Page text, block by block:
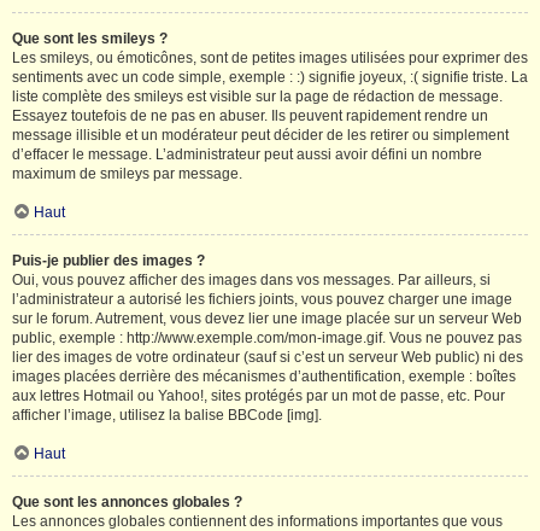
Que sont les smileys ?
Les smileys, ou émoticônes, sont de petites images utilisées pour exprimer des
sentiments avec un code simple, exemple : :) signifie joyeux, :( signifie triste. La
liste complète des smileys est visible sur la page de rédaction de message.
Essayez toutefois de ne pas en abuser. Ils peuvent rapidement rendre un
message illisible et un modérateur peut décider de les retirer ou simplement
d’effacer le message. L’administrateur peut aussi avoir défini un nombre
maximum de smileys par message.
Haut
Puis-je publier des images ?
Oui, vous pouvez afficher des images dans vos messages. Par ailleurs, si
l’administrateur a autorisé les fichiers joints, vous pouvez charger une image
sur le forum. Autrement, vous devez lier une image placée sur un serveur Web
public, exemple : http://www.exemple.com/mon-image.gif. Vous ne pouvez pas
lier des images de votre ordinateur (sauf si c’est un serveur Web public) ni des
images placées derrière des mécanismes d’authentification, exemple : boîtes
aux lettres Hotmail ou Yahoo!, sites protégés par un mot de passe, etc. Pour
afficher l’image, utilisez la balise BBCode [img].
Haut
Que sont les annonces globales ?
Les annonces globales contiennent des informations importantes que vous